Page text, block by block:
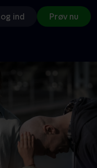
ind Prøv nu